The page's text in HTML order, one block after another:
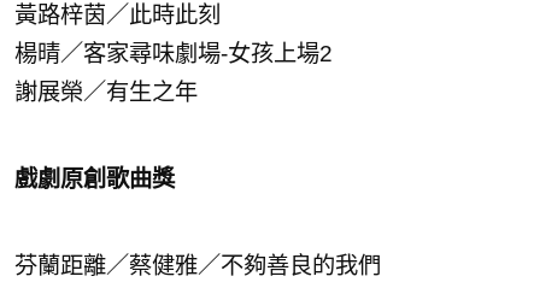
黃路梓茵／此時此刻
楊晴／客家尋味劇場-女孩上場2
謝展榮／有生之年
戲劇原創歌曲獎
芬蘭距離／蔡健雅／不夠善良的我們